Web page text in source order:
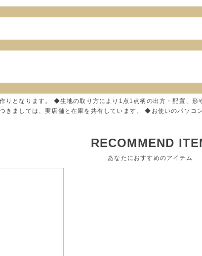
りとなります。 ◆生地の取り方により1点1点柄の出方・配置、
きましては、実店舗と在庫を共有しています。 ◆お使いのパソコ
RECOMMEND
あなたにおすすめのアイテム